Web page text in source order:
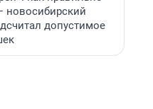
новосибирский
допустимое